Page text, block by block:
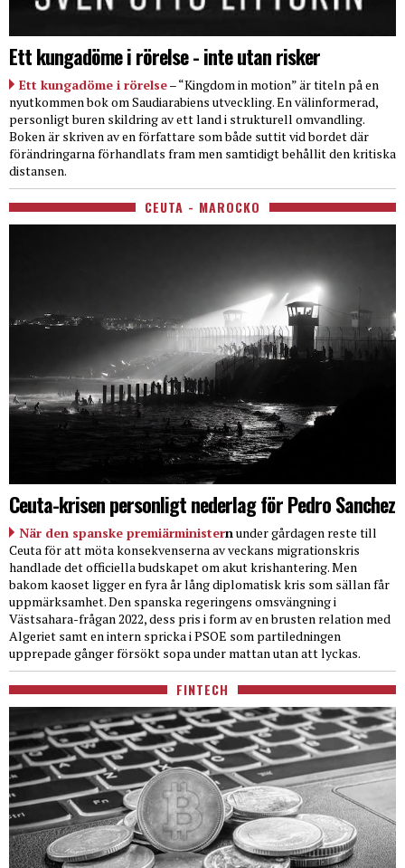
Ett kungadöme i rörelse - inte utan risker
Ett kungadöme i rörelse– “Kingdom in motion” är titeln på en
nyutkommen bok om Saudiarabiens utveckling. En välinformerad,
personligt buren skildring av ett land i strukturell omvandling.
Boken är skriven av en författare som både suttit vid bordet där
förändringarna förhandlats fram men samtidigt behållit den kritiska
distansen.
CEUTA - MAROCKO
Ceuta-krisen personligt nederlag för Pedro Sanchez
När den spanske premiärministernunder gårdagen reste till
Ceuta för att möta konsekvenserna av veckans migrationskris
handlade det officiella budskapet om akut krishantering. Men
bakom kaoset ligger en fyra år lång diplomatisk kris som sällan får
uppmärksamhet. Den spanska regeringens omsvängning i
Västsahara-frågan 2022, dess pris i form av en brusten relation med
Algeriet samt en intern spricka i PSOE som partiledningen
upprepade gånger försökt sopa under mattan utan att lyckas.
FINTECH